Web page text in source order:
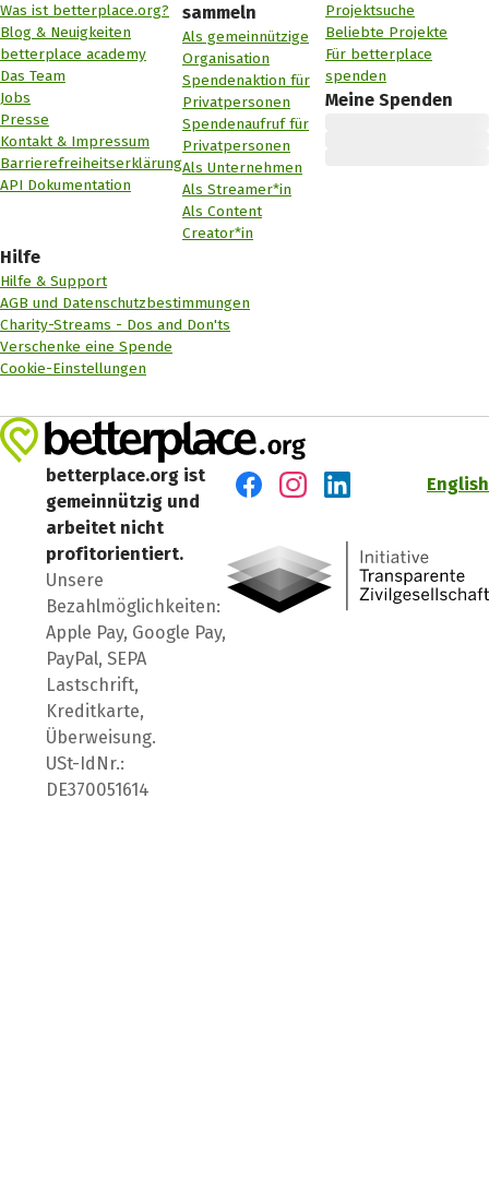
Was ist betterplace.org?
Blog & Neuigkeiten
betterplace academy
Das Team
Jobs
Presse
Kontakt & Impressum
Barrierefreiheitserklärung
API Dokumentation
sammeln
Als gemeinnützige
Organisation
Spendenaktion für
Privatpersonen
Spendenaufruf für
Privatpersonen
Als Unternehmen
Als Streamer*in
Als Content
Creator*in
Projektsuche
Beliebte Projekte
Für betterplace
spenden
Meine Spenden
Hilfe
Hilfe & Support
AGB und Datenschutzbestimmungen
Charity-Streams - Dos and Don'ts
Verschenke eine Spende
Cookie-Einstellungen
betterplace.org ist
gemeinnützig und
arbeitet nicht
profitorientiert.
Unsere
Bezahlmöglichkeiten:
Apple Pay, Google Pay,
PayPal, SEPA
Lastschrift,
Kreditkarte,
Überweisung.
USt-IdNr.:
DE370051614
English